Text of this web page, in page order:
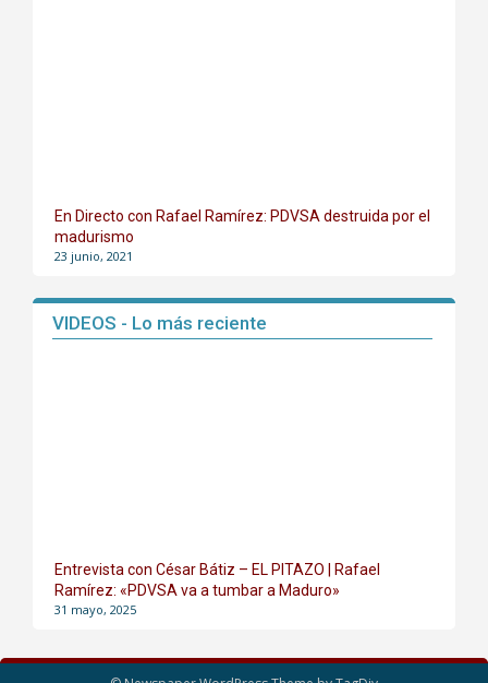
En Directo con Rafael Ramírez: PDVSA destruida por el
madurismo
23 junio, 2021
VIDEOS - Lo más reciente
Entrevista con César Bátiz – EL PITAZO | Rafael
Ramírez: «PDVSA va a tumbar a Maduro»
31 mayo, 2025